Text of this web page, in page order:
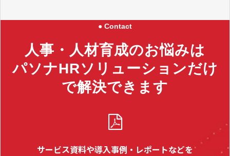
● Contact
人事・人材育成のお悩みは
パソナHRソリューションだけ
で解決できます
サービス資料や導入事例・レポートなどを